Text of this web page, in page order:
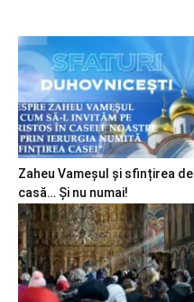
Zaheu Vameșul și sfințirea de
casă… Și nu numai!